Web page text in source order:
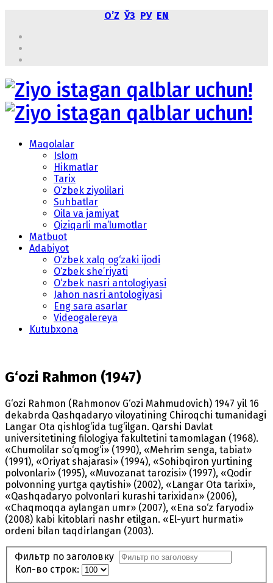
OʼZ ЎЗ РУ EN
Maqolalar
Islom
Hikmatlar
Tarix
O‘zbek ziyolilari
Suhbatlar
Oila va jamiyat
Qiziqarli ma’lumotlar
Matbuot
Adabiyot
O‘zbek xalq og‘zaki ijodi
O‘zbek she’riyati
O‘zbek nasri antologiyasi
Jahon nasri antologiyasi
Eng sara asarlar
Videogalereya
Kutubxona
G‘ozi Rahmon (1947)
G‘ozi Rahmon (Rahmonov G‘ozi Mahmudovich) 1947 yil 16
dekabrda Qashqadaryo viloyatining Chiroqchi tumanidagi
Langar Ota qishlog‘ida tug‘ilgan. Qarshi Davlat
universitetining filologiya fakultetini tamomlagan (1968).
«Chumolilar so‘qmog‘i» (1990), «Mehrim senga, tabiat»
(1991), «Oriyat shajarasi» (1994), «Sohibqiron yurtining
polvonlari» (1995), «Muvozanat tarozisi» (1997), «Qodir
polvonning yurtga qaytishi» (2002), «Langar Ota tarixi»,
«Qashqadaryo polvonlari kurashi tarixidan» (2006),
«Chaqmoqqa aylangan umr» (2007), «Ena so‘z faryodi»
(2008) kabi kitoblari nashr etilgan. «El-yurt hurmati»
ordeni bilan taqdirlangan (2003).
Фильтр по заголовку
Кол-во строк: